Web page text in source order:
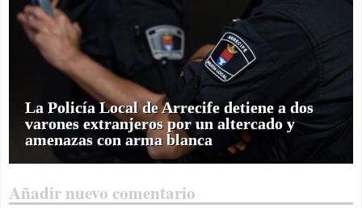
La Policía Local de Arrecife detiene a dos
varones extranjeros por un altercado y
amenazas con arma blanca
Añadir nuevo comentario